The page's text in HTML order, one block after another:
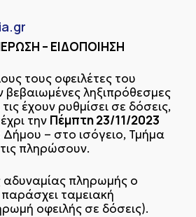
– ΕΙΔΟΠΟΙΗΣΗ
τους οφειλέτες του
ληξιπρόθεσμες
έχουν ρυθμίσει σε δόσεις,
την Πέμπτη 23/11/2023
– στο ισόγειο, Τμήμα
πληρώσουν.
αδυναμίας πληρωμής ο
ταμειακή
οφειλής σε δόσεις).